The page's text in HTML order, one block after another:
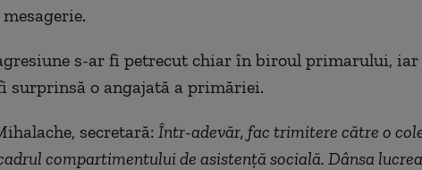
s-ar fi petrecut chiar în biroul primarului,
surprinsă o angajată a primăriei.
secretară: Într-adevăr, fac trimitere către o
compartimentului de asistență socială. Dânsa